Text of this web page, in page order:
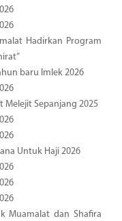
Hadirkan Program
baru Imlek 2026
Melejit Sepanjang 2025
Untuk Haji 2026
Muamalat dan Shafira